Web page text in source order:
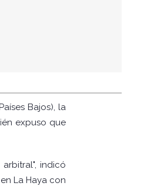
Bajos), la
expuso que
indicó
La Haya con